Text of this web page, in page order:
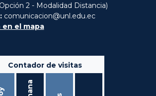
2 - Modalidad Distancia)
comunicacion@unl.edu.ec
el mapa
Contador de visitas